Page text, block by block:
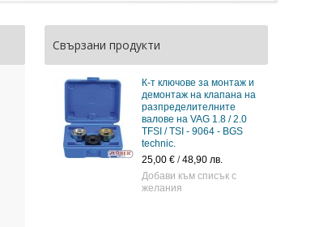
Свързани продукти
К-т ключове за монтаж и
демонтаж на клапана на
разпределителните
валове на VAG 1.8 / 2.0
TFSI / TSI - 9064 - BGS
technic.
25,00 € /48,90 лв.
Добави към списък с
желания